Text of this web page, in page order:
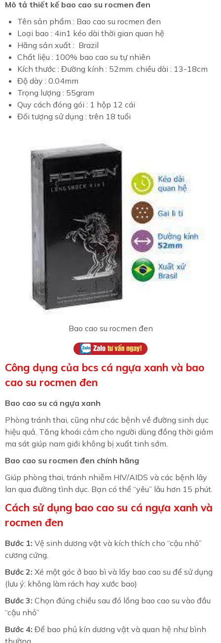
Mô tả thiết kế bao cao su rocmen đen
Tên sản phẩm : Bao cao su rocmen đen
Loại bao : 4in1 kéo dài thời gian quan hệ
Hãng sản xuất : Brazil
Chất liệu : 100% bao cao su tự nhiên
Kích thước : Đường kính : 52mm. chiều dài : 13-18cm
Độ dày : 0.04mm
Trọng lượng : 55gram
Quy cách đóng gói : 1 hộp 12 cái
Đối tượng sử dụng : trên 18 tuổi
Bao cao su rocmen đen
Công dụng của bcs cá ngựa xanh và bao
cao su rocmen đen
Bao cao su cá ngựa xanh
Phòng tránh thai, cũng như các bệnh về đường sinh dục
hiệu quả. Tăng khoái cảm cho người dùng đồng thời giảm
ma sát giúp nam giới không bị xuất tinh sớm.
Bao cao su rocmen đen chính hãng
Giúp phòng thai, tránh nhiễm HIV/AIDS và các bệnh lây
lan qua đường tình dục. Bạn có thể “yêu” lâu hơn 15 phút.
Cách sử dụng bao cao su cá ngựa xanh và
rocmen đen
Bước 1: Vệ sinh dương vật và kích thích cho “cậu nhỏ”
cương cứng.
Bước 2: Xé một góc ở bao bì và lấy bao cao su để sử dụng
(lưu ý: không làm rách hay xước bao)
Bước 3: Chọn đúng chiều sau đó lồng bao cao su vào đầu
“cậu nhỏ”
Bước 4: Để bao phủ kín dương vật và quan hệ như bình
thường.